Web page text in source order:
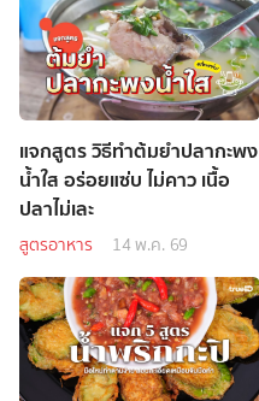
แจกสูตร วิธีทำต้มยำปลากะพง
น้ำใส อร่อยแซ่บ ไม่คาว เนื้อ
ปลาไม่เละ
สูตรอาหาร 14 พ.ค. 69